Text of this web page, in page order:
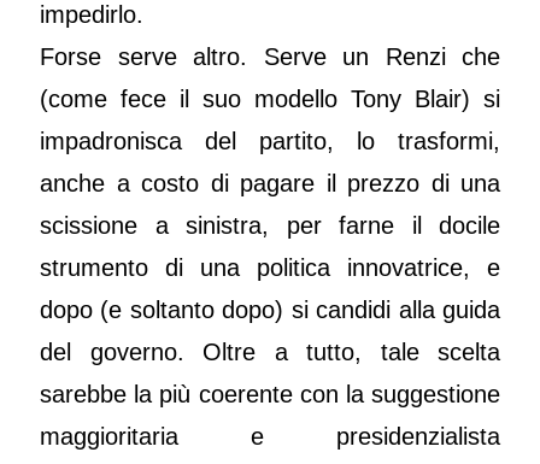
impedirlo.
Forse serve altro. Serve un Renzi che
(come fece il suo modello Tony Blair) si
impadronisca del partito, lo trasformi,
anche a costo di pagare il prezzo di una
scissione a sinistra, per farne il docile
strumento di una politica innovatrice, e
dopo (e soltanto dopo) si candidi alla guida
del governo. Oltre a tutto, tale scelta
sarebbe la più coerente con la suggestione
maggioritaria e presidenzialista